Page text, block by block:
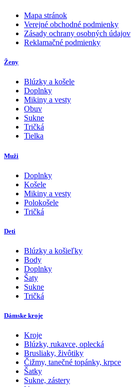
Mapa stránok
Verejné obchodné podmienky
Zásady ochrany osobných údajov
Reklamačné podmienky
Ženy
Blúzky a košele
Doplnky
Mikiny a vesty
Obuv
Sukne
Tričká
Tielka
Muži
Doplnky
Košele
Mikiny a vesty
Polokošele
Tričká
Deti
Blúzky a košieľky
Body
Doplnky
Šaty
Sukne
Tričká
Dámske kroje
Kroje
Blúzky, rukavce, oplecká
Brusliaky, živôtiky
Čižmy, tanečné topánky, krpce
Šatky
Sukne, zástery